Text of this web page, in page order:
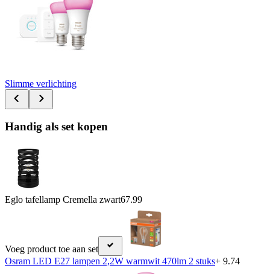
Slimme verlichting
Handig als set kopen
Eglo tafellamp Cremella zwart67.99
Voeg product toe aan set
Osram LED E27 lampen 2,2W warmwit 470lm 2 stuks+ 9.74